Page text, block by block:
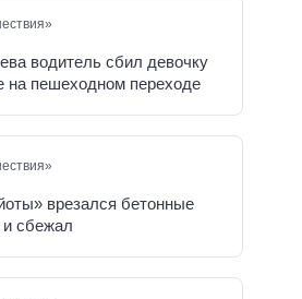
водитель сбил девочку
на пешеходном переходе
врезался бетонные
и сбежал